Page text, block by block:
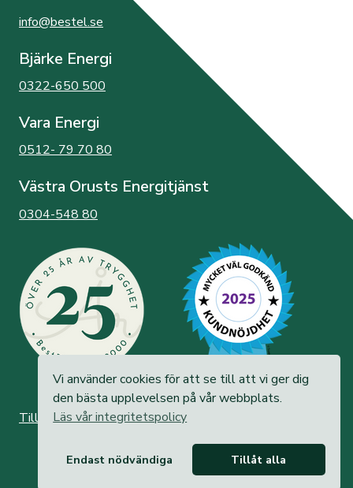
info@bestel.se
Bjärke Energi
0322-650 500
Vara Energi
0512- 79 70 80
Västra Orusts Energitjänst
0304-548 80
Tillgänglighetsredogörelse
Vi använder cookies för att se till att vi ger dig
den bästa upplevelsen på vår webbplats.
Läs vår integritetspolicy
Endast nödvändiga Tillåt alla